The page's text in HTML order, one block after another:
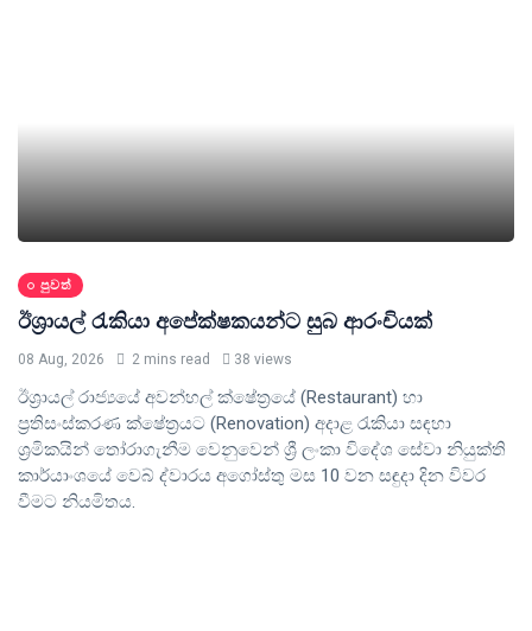
පුවත්
ඊශ්‍රායල් රැකියා අපේක්ෂකයන්ට සුබ ආරංචියක්
08 Aug, 2026 2 mins read 38 views
ඊශ්‍රායල් රාජ්‍යයේ අවන්හල් ක්ෂේත්‍රයේ (Restaurant) හා
ප්‍රතිසංස්කරණ ක්ෂේත්‍රයට (Renovation) අදාළ රැකියා සඳහා
ශ්‍රමිකයින් තෝරාගැනීම වෙනුවෙන් ශ්‍රී ලංකා විදේශ සේවා නියුක්ති
කාර්යාංශයේ වෙබ් ද්වාරය අගෝස්තු මස 10 වන සඳුදා දින විවර
වීමට නියමිතය.